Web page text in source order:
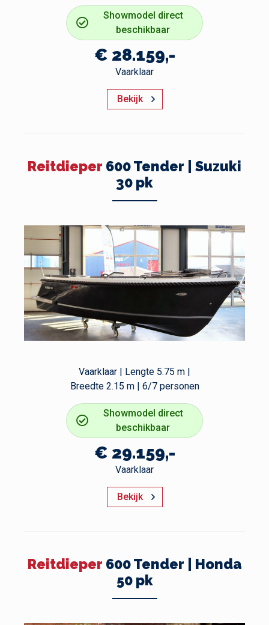
Showmodel direct
beschikbaar
€ 28.159,-
Vaarklaar
Bekijk
Vaarklaar | Lengte 5.75 m |
Breedte 2.15 m | 6/7 personen
Showmodel direct
beschikbaar
€ 29.159,-
Vaarklaar
Bekijk
Reitdieper 600 Tender | Suzuki
30 pk
Reitdieper 600 Tender | Honda
50 pk